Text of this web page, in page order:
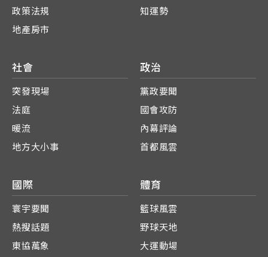
政策法規
地產房市
知運勢
社會
突發現場
法庭
暖流
地方大小事
政治
黨政要聞
國會攻防
內幕評論
首都風雲
國際
寰宇要聞
熱搜話題
東協萬象
體育
籃球風雲
野球天地
大運動場